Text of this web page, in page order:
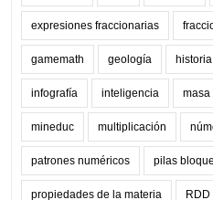
expresiones fraccionarias
gamemath geología historia
infografía inteligencia masa
mineduc multiplicación
patrones numéricos pilas
propiedades de la materia RDD